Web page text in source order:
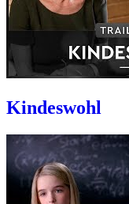
Kindeswohl